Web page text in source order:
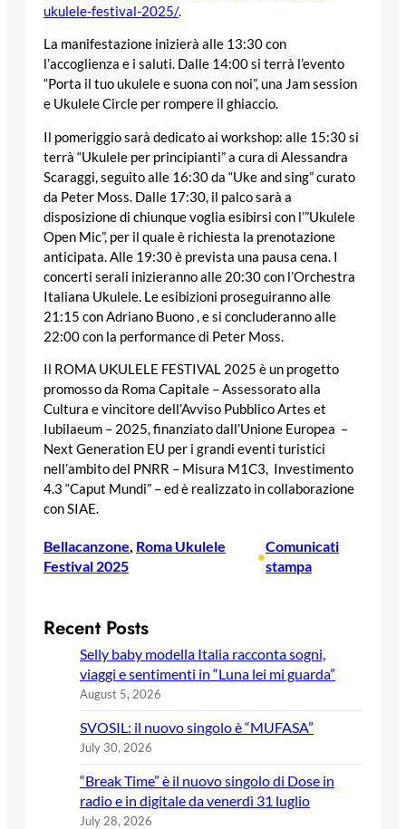
ukulele-festival-2025/.
La manifestazione inizierà alle 13:30 con
l’accoglienza e i saluti. Dalle 14:00 si terrà l’evento
“Porta il tuo ukulele e suona con noi”, una Jam session
e Ukulele Circle per rompere il ghiaccio.
Il pomeriggio sarà dedicato ai workshop: alle 15:30 si
terrà “Ukulele per principianti” a cura di Alessandra
Scaraggi, seguito alle 16:30 da “Uke and sing” curato
da Peter Moss. Dalle 17:30, il palco sarà a
disposizione di chiunque voglia esibirsi con l’”Ukulele
Open Mic”, per il quale è richiesta la prenotazione
anticipata. Alle 19:30 è prevista una pausa cena. I
concerti serali inizieranno alle 20:30 con l’Orchestra
Italiana Ukulele. Le esibizioni proseguiranno alle
21:15 con Adriano Buono , e si concluderanno alle
22:00 con la performance di Peter Moss.
Il ROMA UKULELE FESTIVAL 2025 è un progetto
promosso da Roma Capitale – Assessorato alla
Cultura e vincitore dell’Avviso Pubblico Artes et
Iubilaeum – 2025, finanziato dall’Unione Europea –
Next Generation EU per i grandi eventi turistici
nell’ambito del PNRR – Misura M1C3, Investimento
4.3 “Caput Mundi” – ed è realizzato in collaborazione
con SIAE.
Bellacanzone, Roma Ukulele
Festival 2025
•
Comunicati
stampa
Recent Posts
Selly baby modella Italia racconta sogni,
viaggi e sentimenti in “Luna lei mi guarda”
August 5, 2026
SVOSIL: il nuovo singolo è “MUFASA”
July 30, 2026
“Break Time” è il nuovo singolo di Dose in
radio e in digitale da venerdì 31 luglio
July 28, 2026